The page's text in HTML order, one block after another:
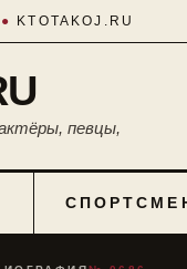
● KTOTAKOJ.RU
певцы,